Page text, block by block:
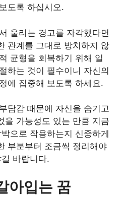
도록 하십시오.
울리는 경고를 자각했다면
관계를 그대로 방치하지 않
균형을 회복하기 위해 일
하는 것이 필수이니 자신의
에 집중해 보도록 하세요.
담감 때문에 자신을 숨기고
을 가능성도 있는 만큼 지금
으로 작용하는지 신중하게
부분부터 조금씩 정리해야
바랍니다.
아입는 꿈